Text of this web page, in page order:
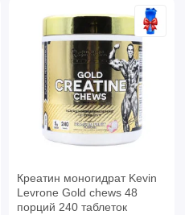
Креатин моногидрат Kevin
Levrone Gold chews 48
порций 240 таблеток